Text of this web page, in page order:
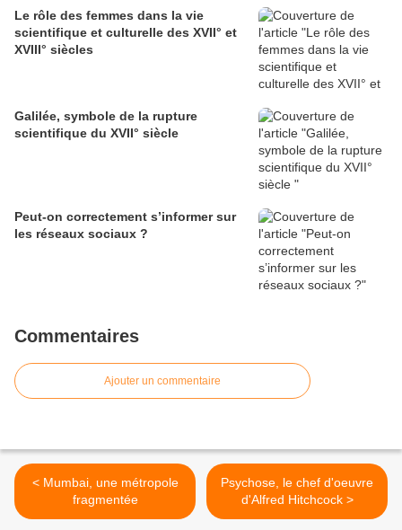
Le rôle des femmes dans la vie
scientifique et culturelle des XVII° et
XVIII° siècles
Galilée, symbole de la rupture
scientifique du XVII° siècle
Peut-on correctement s’informer sur
les réseaux sociaux ?
Commentaires
Ajouter un commentaire
< Mumbai, une métropole
fragmentée
Psychose, le chef d'oeuvre
d'Alfred Hitchcock >